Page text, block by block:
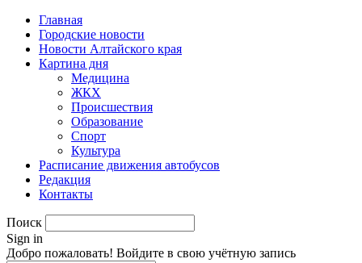
Главная
Городские новости
Новости Алтайского края
Картина дня
Медицина
ЖКХ
Происшествия
Образование
Спорт
Культура
Расписание движения автобусов
Редакция
Контакты
Поиск
Sign in
Добро пожаловать! Войдите в свою учётную запись